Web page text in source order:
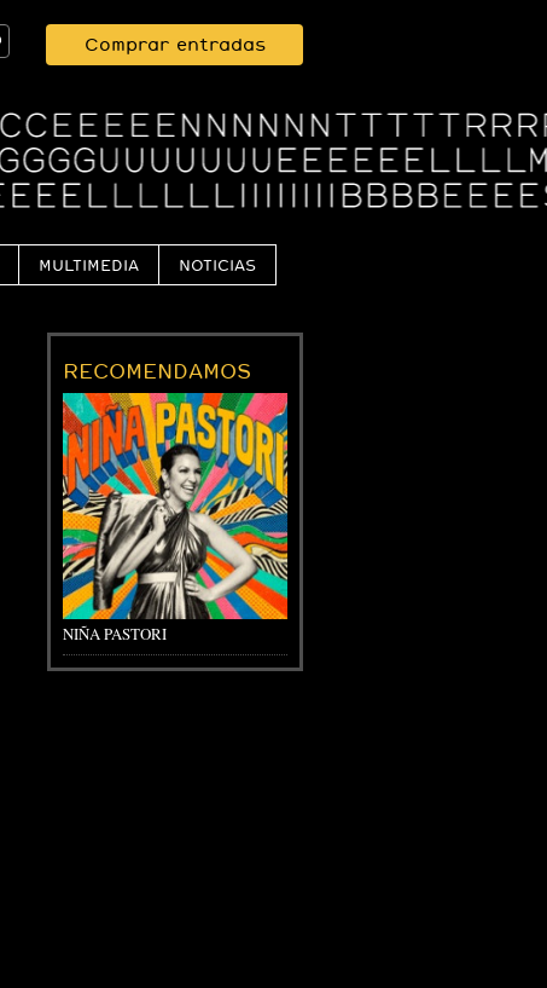
Comprar entradas
MULTIMEDIA NOTICIAS
RECOMENDAMOS
NIÑA PASTORI